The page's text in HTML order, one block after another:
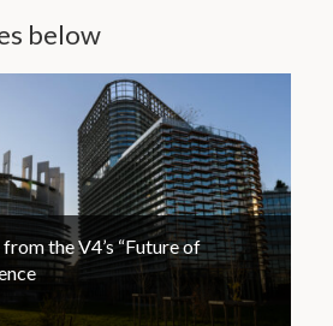
below
the V4’s “Future of